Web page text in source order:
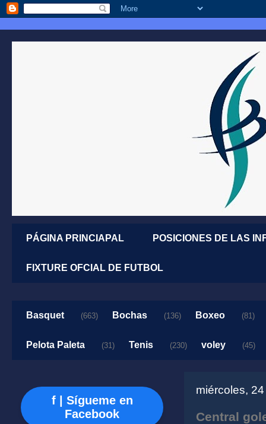
PÁGINA PRINCIAPAL POSICIONES DE LAS
FIXTURE OFCIAL DE FUTBOL
Basquet (663) Bochas (136) Boxeo (81)
Pelota Paleta (31) Tenis (230) voley (45)
miércoles,
Central
f | Sígueme en
Facebook